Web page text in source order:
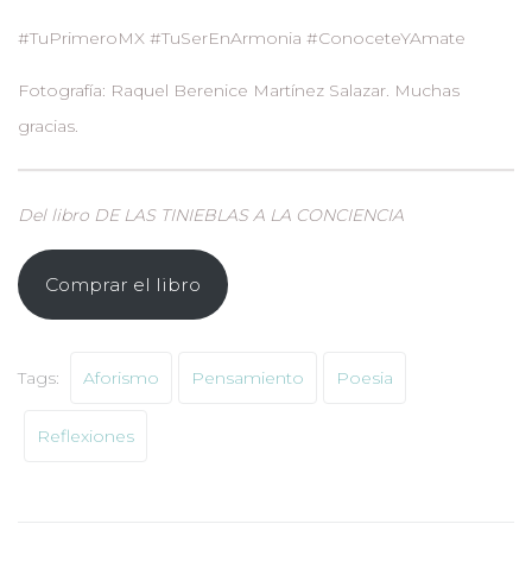
#TuPrimeroMX #TuSerEnArmonia #ConoceteYAmate
Fotografía: Raquel Berenice Martínez Salazar. Muchas
gracias.
Del libro DE LAS TINIEBLAS A LA CONCIENCIA
Comprar el libro
Tags: Aforismo Pensamiento Poesia
Reflexiones